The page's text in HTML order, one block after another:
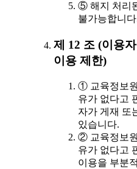
⑤ 해지 처리
불가능합니
제 12 조 (이용
이용 제한)
① 교육정보
유가 없다고
자가 게재 또
있습니다.
② 교육정보
유가 없다고
이용을 부분